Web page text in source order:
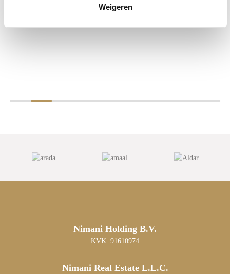
Weigeren
Nimani Holding B.V.
KVK: 91610974
Nimani Real Estate L.L.C.